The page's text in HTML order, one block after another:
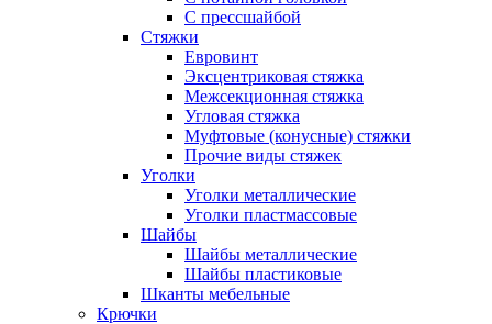
С прессшайбой
Стяжки
Евровинт
Эксцентриковая стяжка
Межсекционная стяжка
Угловая стяжка
Муфтовые (конусные) стяжки
Прочие виды стяжек
Уголки
Уголки металлические
Уголки пластмассовые
Шайбы
Шайбы металлические
Шайбы пластиковые
Шканты мебельные
Крючки